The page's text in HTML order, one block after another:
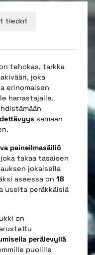
tiedot
tehokas, tarkka
joka
erinomaisen
harrastajalle.
samaan
paineilmasäiliö
takaa tasaisen
jokaisella
aseessa on 18
useita peräkkäisiä
on
perälevyllä
puolille